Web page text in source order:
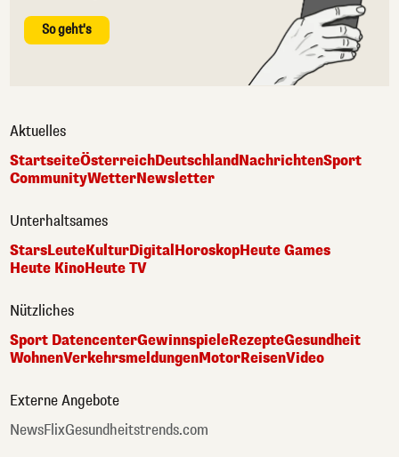
So geht's
Aktuelles
StartseiteÖsterreichDeutschlandNachrichtenSport
CommunityWetterNewsletter
Unterhaltsames
StarsLeuteKulturDigital HoroskopHeute Games
Heute KinoHeute TV
Nützliches
Sport DatencenterGewinnspieleRezepteGesundheit
WohnenVerkehrsmeldungenMotorReisenVideo
Externe Angebote
NewsFlixGesundheitstrends.com